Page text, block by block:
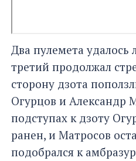
Два пулемета удалось
третий продолжал
сторону дзота
Огурцов и Александр
подступах к дзоту
ранен, и Матросов
подобрался к